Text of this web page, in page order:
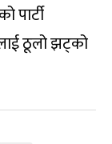
पार्टी
ठूलो झट्को